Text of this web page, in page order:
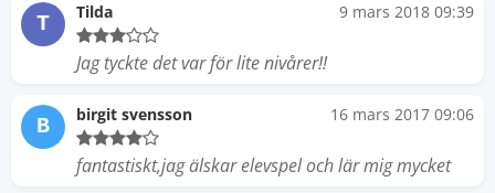
T Tilda 9 mars 2018 09:39
Jag tyckte det var för lite nivårer!!
B birgit svensson 16 mars 2017 09:06
fantastiskt,jag älskar elevspel och lär mig mycket